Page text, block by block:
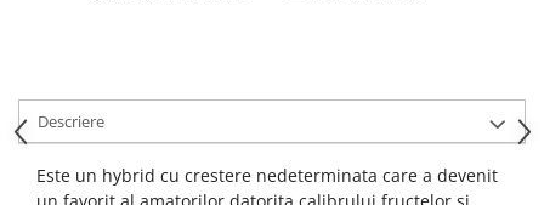
Descriere
Este un hybrid cu crestere nedeterminata care a devenit